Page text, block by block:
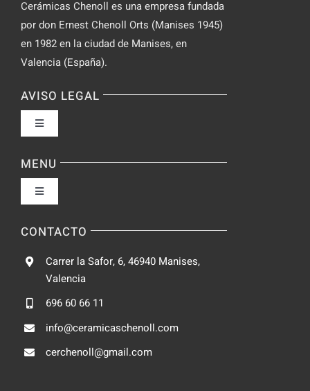
Cerámicas Chenoll es una empresa fundada
por don Ernest Chenoll Orts (Manises 1945)
en 1982 en la ciudad de Manises, en
Valencia (España).
AVISO LEGAL
Toggle
Política de privacidad
Condiciones de uso
Ley de cookies
MENU
Toggle
Fabrica
CONTACTO
Carrer la Safor, 6, 46940 Manises,
Valencia
696 60 66 11
info@ceramicaschenoll.com
cerchenoll@gmail.com